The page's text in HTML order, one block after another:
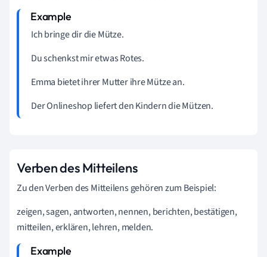
Ichbringedirdie Mütze.
Duschenkstmiretwas Rotes.
Emma bietetihrer Mutterihre Mützean.
Der Onlineshop liefertden Kinderndie Mützen.
Verben des Mitteilens
Zu den Verben des Mitteilens gehören zum Beispiel:
zeigen, sagen, antworten, nennen, berichten, bestätigen,
mitteilen, erklären, lehren, melden.